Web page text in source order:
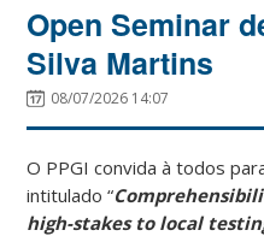
Open Seminar
Silva Martins
08/07/2026 14:07
O PPGI convida à todos
intitulado “
high-stakes to local